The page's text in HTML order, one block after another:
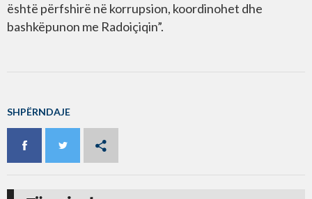
është përfshirë në korrupsion, koordinohet dhe
bashkëpunon me Radoiçiqin”.
SHPËRNDAJE